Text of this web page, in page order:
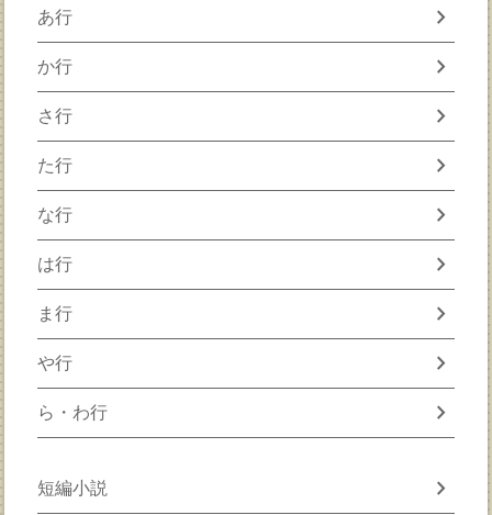
あ行 chevron_right
か行 chevron_right
さ行 chevron_right
た行 chevron_right
な行 chevron_right
は行 chevron_right
ま行 chevron_right
や行 chevron_right
ら・わ行 chevron_right
短編小説 chevron_right